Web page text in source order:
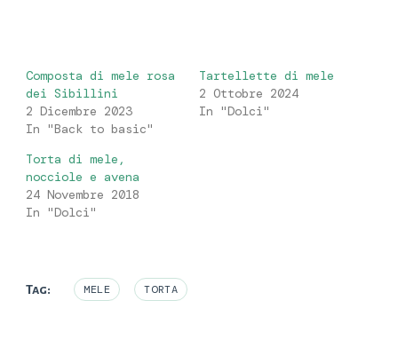
Composta di mele rosa
dei Sibillini
2 Dicembre 2023
In "Back to basic"
Tartellette di mele
2 Ottobre 2024
In "Dolci"
Torta di mele,
nocciole e avena
24 Novembre 2018
In "Dolci"
Tag: MELE TORTA